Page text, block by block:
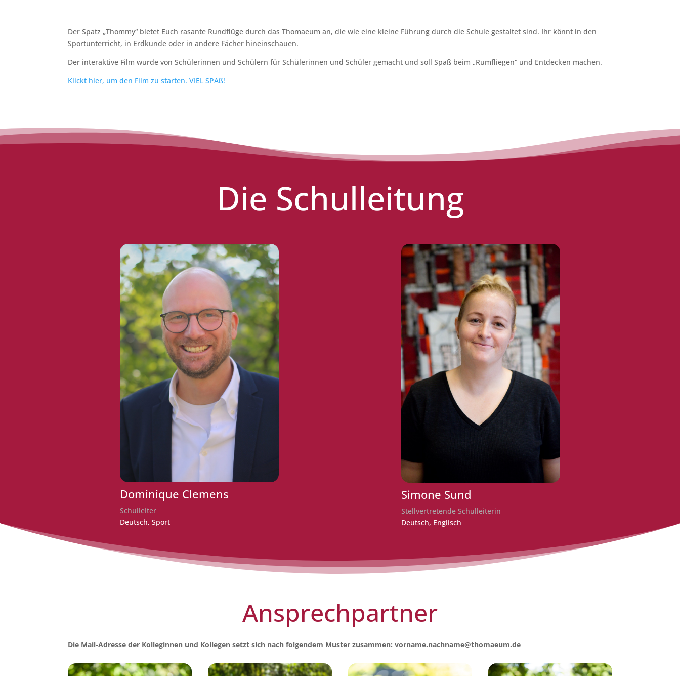
Der Spatz „Thommy“ bietet Euch rasante Rundflüge durch das Thomaeum an, die wie eine kleine Führung durch die Schule gestaltet sind. Ihr könnt in den
Sportunterricht, in Erdkunde oder in andere Fächer hineinschauen.
Der interaktive Film wurde von Schülerinnen und Schülern für Schülerinnen und Schüler gemacht und soll Spaß beim „Rumfliegen“ und Entdecken machen.
Klickt hier, um den Film zu starten. VIEL SPAß!
Die Schulleitung
Dominique Clemens
Schulleiter
Deutsch, Sport
Simone Sund
Stellvertretende Schulleiterin
Deutsch, Englisch
Ansprech­partner
Die Mail-Adresse der Kolleginnen und Kollegen setzt sich nach folgendem Muster zusammen: vorname.nachname@thomaeum.de